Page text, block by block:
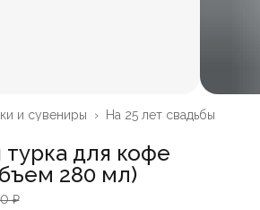
На 25 лет свадьбы
и сувениры ›
для кофе
280 мл)
₽